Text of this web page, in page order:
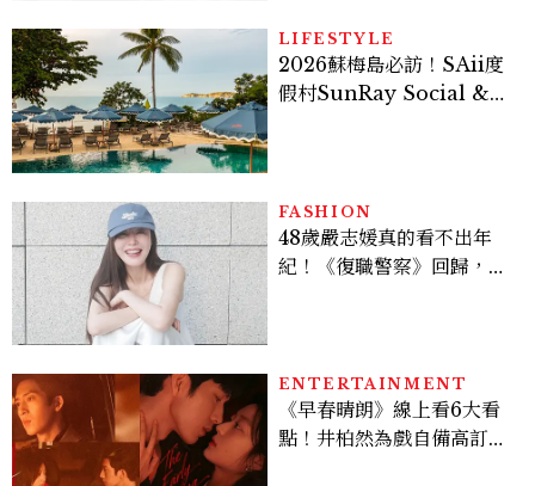
LIFESTYLE
2026蘇梅島必訪！SAii度
假村SunRay Social &
FASHION
48歲嚴志媛真的看不出年
紀！《復職警察》回歸，5
ENTERTAINMENT
《早春晴朗》線上看6大看
點！井柏然為戲自備高訂，